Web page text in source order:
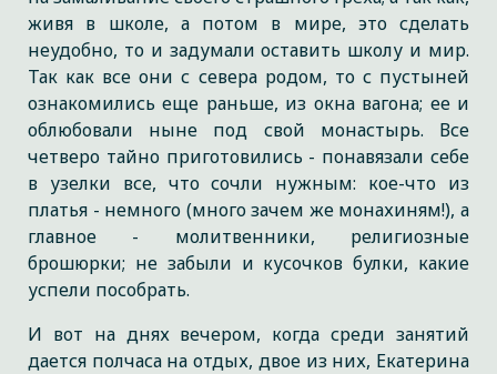
живя в школе, а потом в мире, это сделать
неудобно, то и задумали оставить школу и мир.
Так как все они с севера родом, то с пустыней
ознакомились еще раньше, из окна вагона; ее и
облюбовали ныне под свой монастырь. Все
четверо тайно приготовились - понавязали себе
в узелки все, что сочли нужным: кое-что из
платья - немного (много зачем же монахиням!), а
главное - молитвенники, религиозные
брошюрки; не забыли и кусочков булки, какие
успели пособрать.
И вот на днях вечером, когда среди занятий
дается полчаса на отдых, двое из них, Екатерина